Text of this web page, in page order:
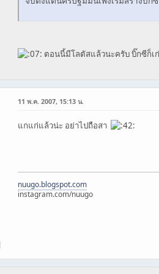
ตอนนี้มีโลตัสแล้วนะครับ บิ๊กซีก็เ
11 พ.ค. 2007, 15:13 น.
แกแก่แล้วน่ะ อย่าไปถือสา
nuugo.blogspot.com
instagram.com/nuugo